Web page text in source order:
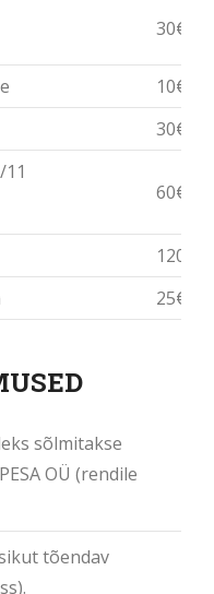
30€/
10€
30€
60€
120€
25€
sõlmitakse
OÜ (rendile
tõendav